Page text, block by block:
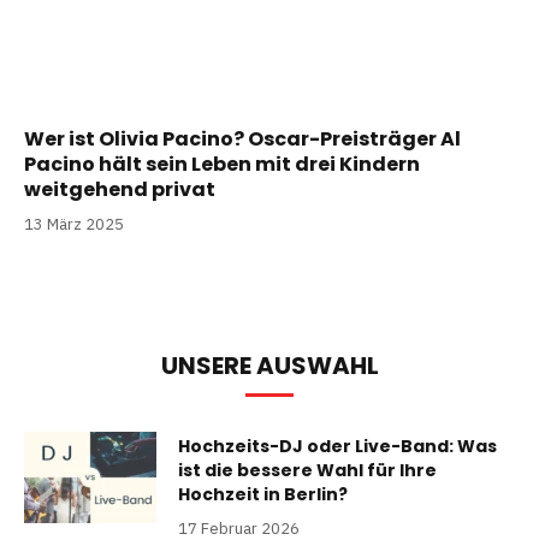
Wer ist Olivia Pacino? Oscar-Preisträger Al
Pacino hält sein Leben mit drei Kindern
weitgehend privat
13 März 2025
UNSERE AUSWAHL
Hochzeits-DJ oder Live-Band: Was
ist die bessere Wahl für Ihre
Hochzeit in Berlin?
17 Februar 2026